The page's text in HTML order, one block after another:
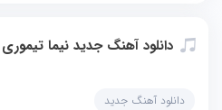
دانلود آهنگ جدید نیما
دانلود آهنگ جدید